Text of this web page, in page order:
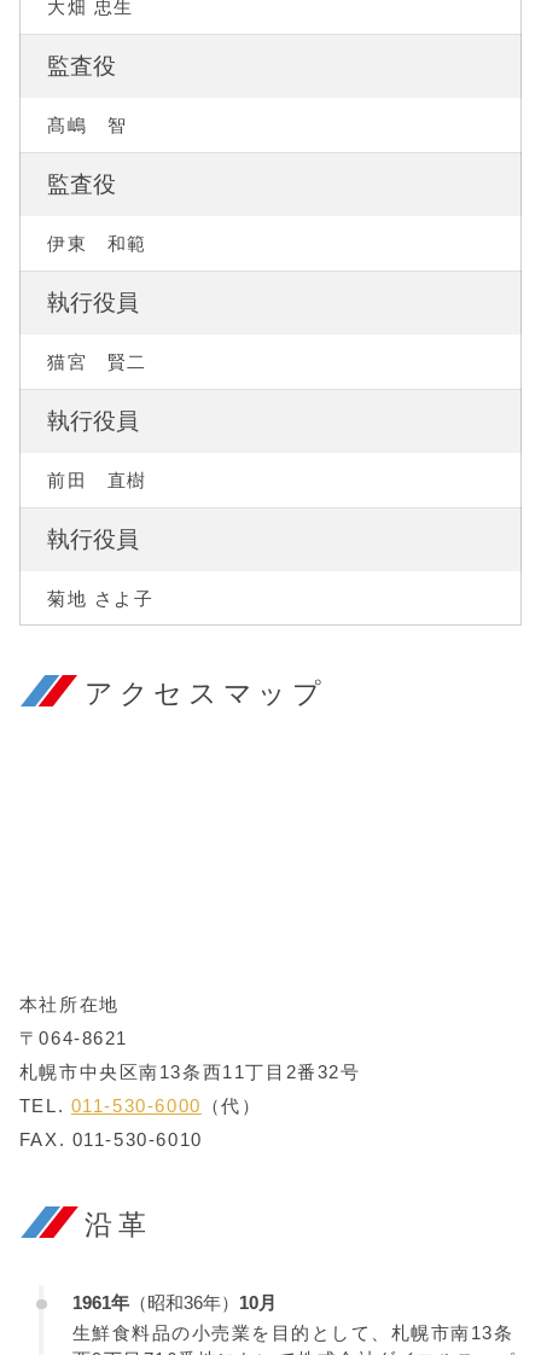
大畑 忠生
監査役
髙嶋 智
監査役
伊東 和範
執行役員
猫宮 賢二
執行役員
前田 直樹
執行役員
菊地 さよ子
アクセスマップ
本社所在地
〒064-8621
札幌市中央区南13条西11丁目2番32号
TEL. 011-530-6000
（代）
FAX. 011-530-6010
沿革
1961年（昭和36年） 10月
生鮮食料品の小売業を目的として、札幌市南13条